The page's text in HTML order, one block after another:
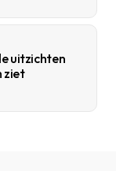
uitzichten
ziet